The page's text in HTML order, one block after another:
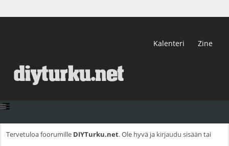
Kalenteri Zine
Tervetuloa foorumille DIYTurku.net. Ole hyvä ja kirjaudu sisään tai